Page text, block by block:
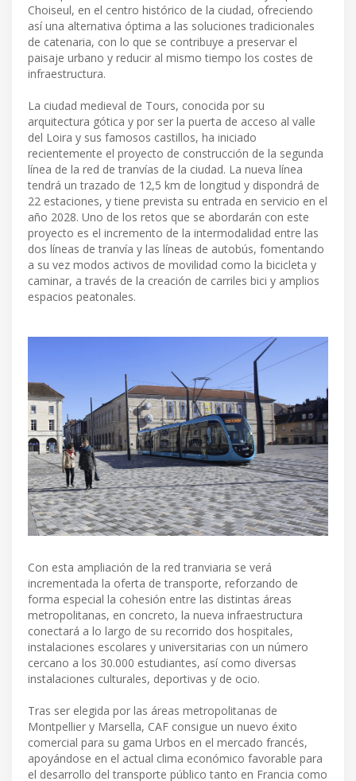
Choiseul, en el centro histórico de la ciudad, ofreciendo
así una alternativa óptima a las soluciones tradicionales
de catenaria, con lo que se contribuye a preservar el
paisaje urbano y reducir al mismo tiempo los costes de
infraestructura.
La ciudad medieval de Tours, conocida por su
arquitectura gótica y por ser la puerta de acceso al valle
del Loira y sus famosos castillos, ha iniciado
recientemente el proyecto de construcción de la segunda
línea de la red de tranvías de la ciudad. La nueva línea
tendrá un trazado de 12,5 km de longitud y dispondrá de
22 estaciones, y tiene prevista su entrada en servicio en el
año 2028. Uno de los retos que se abordarán con este
proyecto es el incremento de la intermodalidad entre las
dos líneas de tranvía y las líneas de autobús, fomentando
a su vez modos activos de movilidad como la bicicleta y
caminar, a través de la creación de carriles bici y amplios
espacios peatonales.
Con esta ampliación de la red tranviaria se verá
incrementada la oferta de transporte, reforzando de
forma especial la cohesión entre las distintas áreas
metropolitanas, en concreto, la nueva infraestructura
conectará a lo largo de su recorrido dos hospitales,
instalaciones escolares y universitarias con un número
cercano a los 30.000 estudiantes, así como diversas
instalaciones culturales, deportivas y de ocio.
Tras ser elegida por las áreas metropolitanas de
Montpellier y Marsella, CAF consigue un nuevo éxito
comercial para su gama Urbos en el mercado francés,
apoyándose en el actual clima económico favorable para
el desarrollo del transporte público tanto en Francia como